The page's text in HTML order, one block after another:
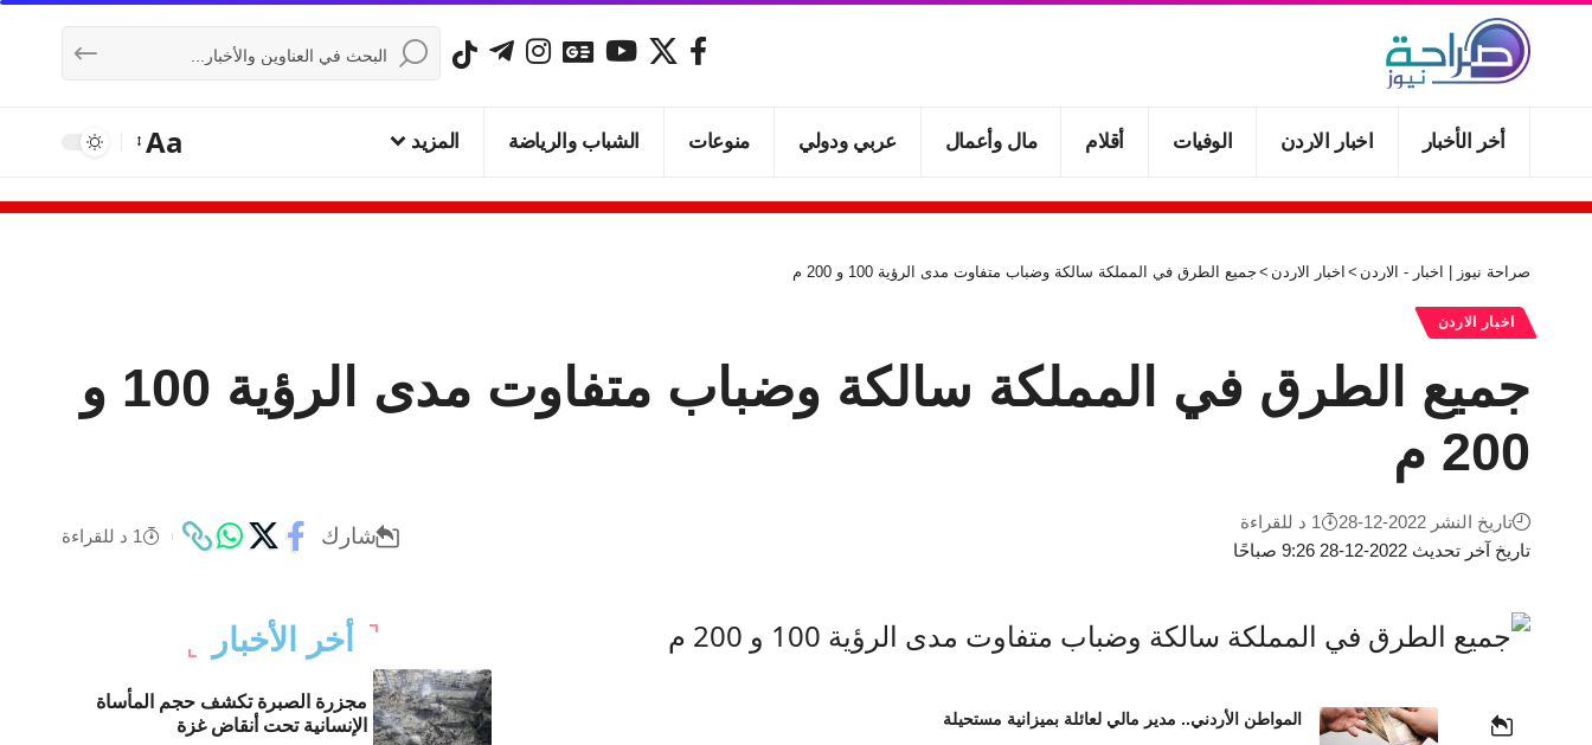
أخر الأخبار اخبار الاردن الوفيات أقلام مال وأعمال عربي ودولي منوعات الشباب والرياضة المزيد Aa
صراحة نيوز | اخبار - الاردن > اخبار الاردن > جميع الطرق في المملكة سالكة وضباب متفاوت مدى الرؤية 100 و 200 م
اخبار الاردن
جميع الطرق في المملكة سالكة وضباب متفاوت مدى الرؤية 100 و
200 م
تاريخ آخر تحديث 2022-12-28 9:26 صباحًا
تاريخ النشر 2022-12-28 1 د للقراءة
شارك 1 د للقراءة
المواطن الأردني.. مدير مالي لعائلة بميزانية مستحيلة
أخر الأخبار
مجزرة الصبرة تكشف حجم المأساة
الإنسانية تحت أنقاض غزة